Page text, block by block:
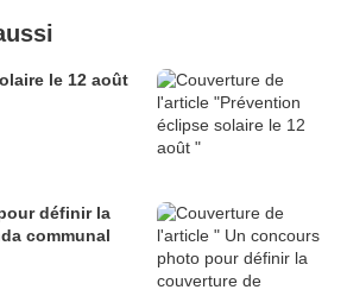
le 12 août
définir la
communal